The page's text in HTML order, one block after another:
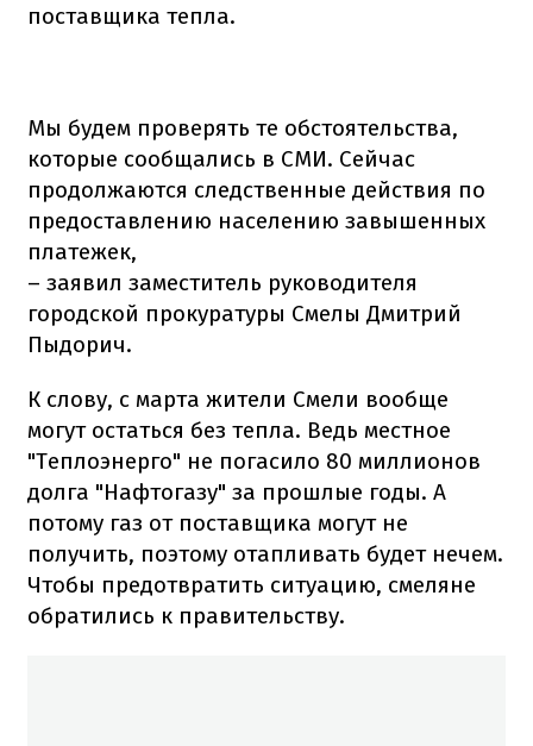
поставщика тепла.
Мы будем проверять те обстоятельства,
которые сообщались в СМИ. Сейчас
продолжаются следственные действия по
предоставлению населению завышенных
платежек,
– заявил заместитель руководителя
городской прокуратуры Смелы Дмитрий
Пыдорич.
К слову, с марта жители Смели вообще
могут остаться без тепла. Ведь местное
"Теплоэнерго" не погасило 80 миллионов
долга "Нафтогазу" за прошлые годы. А
потому газ от поставщика могут не
получить, поэтому отапливать будет нечем.
Чтобы предотвратить ситуацию, смеляне
обратились к правительству.